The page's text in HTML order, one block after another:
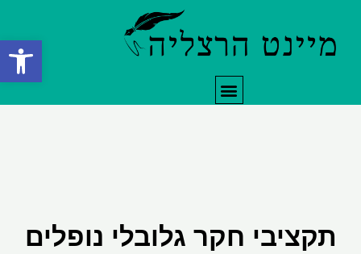
פתח
תפריט
תקציבי חקר גלובלי נופלים